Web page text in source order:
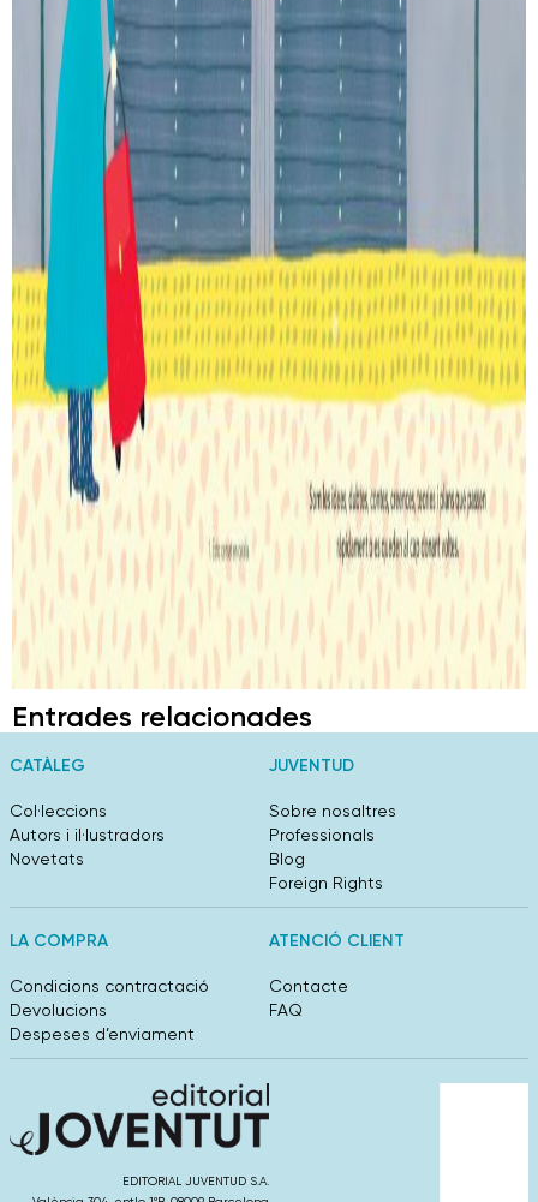
Entrades relacionades
CATÀLEG
Col·leccions
Autors i il·lustradors
Novetats
JUVENTUD
Sobre nosaltres
Professionals
Blog
Foreign Rights
LA COMPRA
Condicions contractació
Devolucions
Despeses d’enviament
ATENCIÓ CLIENT
Contacte
FAQ
EDITORIAL JUVENTUD S.A.